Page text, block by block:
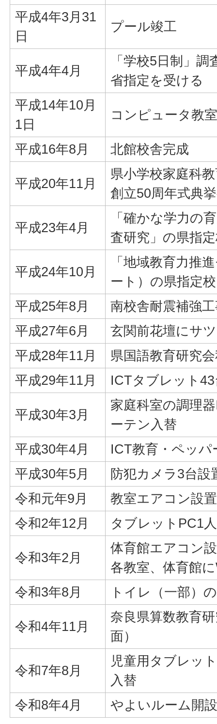
平成4年3月31
日
プール竣工
平成4年4月
「学校5日制」
省指定を受ける
平成14年10月
1日
コンピュータ教
平成16年8月 北館校舎完成
平成20年11月
県小学校家庭科
創立50周年式典
平成23年4月
「確かな学力の
査研究」の県指
平成24年10月
「地域教育力推
ート）の県指定
平成25年8月
南校舎耐震補強
平成27年6月
玄関前花壇にサ
平成28年11月
県国語教育研究
平成29年11月
ICTタブレット
平成30年3月
家庭科室の調理
ーテン入替
平成30年4月
ICT教育・ペッパ
平成30年5月
防犯カメラ3台設
令和元年9月
教室エアコン設置
令和2年12月
タブレットPC1
令和3年2月
体育館エアコン
各教室、体育館
令和3年8月
トイレ（一部）
令和4年11月
奈良県算数教育
面）
令和7年8月
児童用タブレッ
入替
令和8年4月
やよいルーム開設